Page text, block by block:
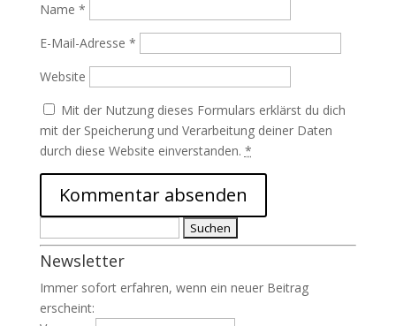
Name *
E-Mail-Adresse *
Website
Mit der Nutzung dieses Formulars erklärst du dich
mit der Speicherung und Verarbeitung deiner Daten
durch diese Website einverstanden. *
nach:
Newsletter
Immer sofort erfahren, wenn ein neuer Beitrag
erscheint: